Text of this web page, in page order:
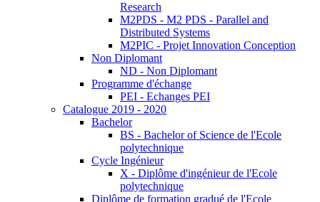
Research
M2PDS - M2 PDS - Parallel and
Distributed Systems
M2PIC - Projet Innovation Conception
Non Diplomant
ND - Non Diplomant
Programme d'échange
PEI - Echanges PEI
Catalogue 2019 - 2020
Bachelor
BS - Bachelor of Science de l'Ecole
polytechnique
Cycle Ingénieur
X - Diplôme d'ingénieur de l'Ecole
polytechnique
Diplôme de formation gradué de l'Ecole